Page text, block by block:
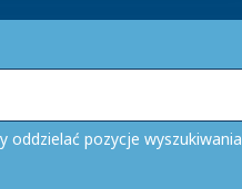
oddzielać pozycje wyszukiwania